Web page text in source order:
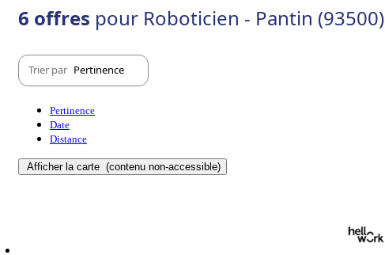
6 offres pour Roboticien - Pantin (93500)
Trier par Pertinence
Pertinence
Date
Distance
Afficher la carte (contenu non-accessible)